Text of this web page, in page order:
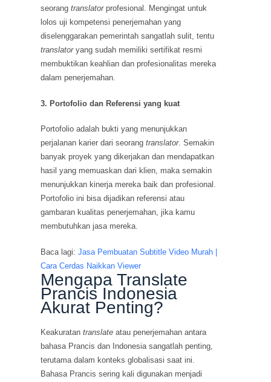
seorangtranslatorprofesional. Mengingat untuk
lolos uji kompetensi penerjemahan yang
diselenggarakan pemerintah sangatlah sulit, tentu
translatoryang sudah memiliki sertifikat resmi
membuktikan keahlian dan profesionalitas mereka
dalam penerjemahan.
3. Portofolio dan Referensi yang kuat
Portofolio adalah bukti yang menunjukkan
perjalanan karier dari seorangtranslator. Semakin
banyak proyek yang dikerjakan dan mendapatkan
hasil yang memuaskan dari klien, maka semakin
menunjukkan kinerja mereka baik dan profesional.
Portofolio ini bisa dijadikan referensi atau
gambaran kualitas penerjemahan, jika kamu
membutuhkan jasa mereka.
Baca lagi:Jasa Pembuatan Subtitle Video Murah |
Cara Cerdas Naikkan Viewer
Mengapa Translate
Prancis Indonesia
Akurat Penting?
Keakuratantranslate atau penerjemahan antara
bahasa Prancis dan Indonesia sangatlah penting,
terutama dalam konteks globalisasi saat ini.
Bahasa Prancis sering kali digunakan menjadi